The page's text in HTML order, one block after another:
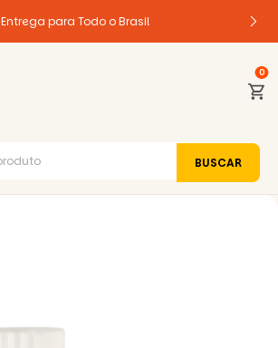
Entrega para Todo o Brasil
0